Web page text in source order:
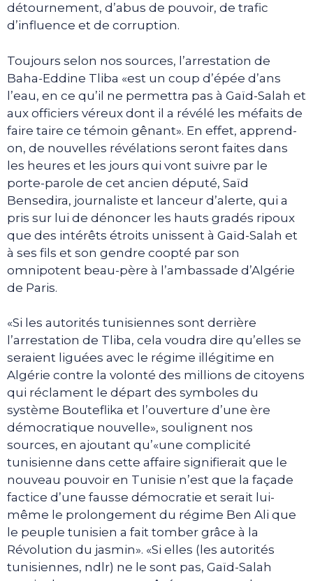
détournement, d’abus de pouvoir, de trafic
d’influence et de corruption.
Toujours selon nos sources, l’arrestation de
Baha-Eddine Tliba «est un coup d’épée d’ans
l’eau, en ce qu’il ne permettra pas à Gaïd-Salah et
aux officiers véreux dont il a révélé les méfaits de
faire taire ce témoin gênant». En effet, apprend-
on, de nouvelles révélations seront faites dans
les heures et les jours qui vont suivre par le
porte-parole de cet ancien député, Saïd
Bensedira, journaliste et lanceur d’alerte, qui a
pris sur lui de dénoncer les hauts gradés ripoux
que des intérêts étroits unissent à Gaïd-Salah et
à ses fils et son gendre coopté par son
omnipotent beau-père à l’ambassade d’Algérie
de Paris.
«Si les autorités tunisiennes sont derrière
l’arrestation de Tliba, cela voudra dire qu’elles se
seraient liguées avec le régime illégitime en
Algérie contre la volonté des millions de citoyens
qui réclament le départ des symboles du
système Bouteflika et l’ouverture d’une ère
démocratique nouvelle», soulignent nos
sources, en ajoutant qu’«une complicité
tunisienne dans cette affaire signifierait que le
nouveau pouvoir en Tunisie n’est que la façade
factice d’une fausse démocratie et serait lui-
même le prolongement du régime Ben Ali que
le peuple tunisien a fait tomber grâce à la
Révolution du jasmin». «Si elles (les autorités
tunisiennes, ndlr) ne le sont pas, Gaïd-Salah